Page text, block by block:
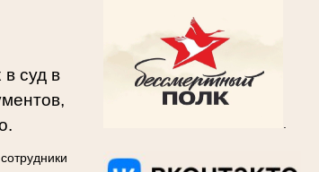
суд в